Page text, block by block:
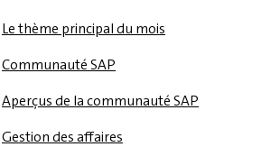
Le thème principal du mois
Communauté SAP
Aperçus de la communauté SAP
Gestion des affaires